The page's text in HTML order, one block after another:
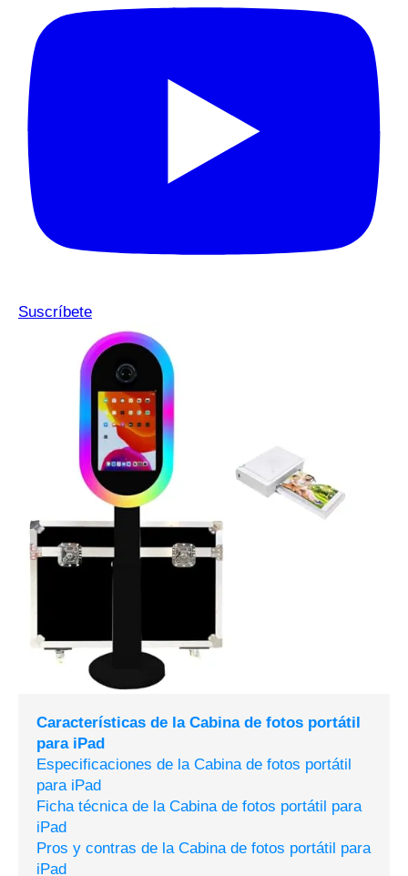
Suscríbete
Características de la Cabina de fotos portátil
para iPad
Especificaciones de la Cabina de fotos portátil
para iPad
Ficha técnica de la Cabina de fotos portátil para
iPad
Pros y contras de la Cabina de fotos portátil para
iPad